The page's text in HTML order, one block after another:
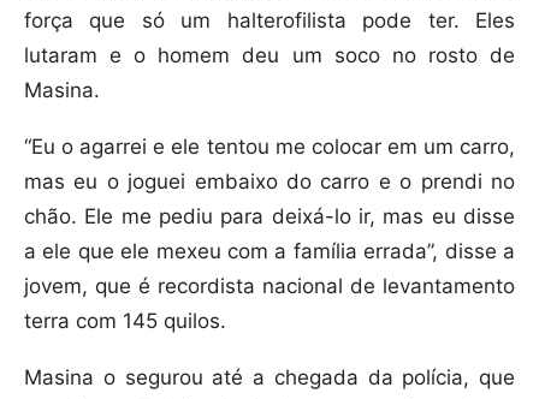
força que só um halterofilista pode ter. Eles
lutaram e o homem deu um soco no rosto de
Masina.
“Eu o agarrei e ele tentou me colocar em um carro,
mas eu o joguei embaixo do carro e o prendi no
chão. Ele me pediu para deixá-lo ir, mas eu disse
a ele que ele mexeu com a família errada”, disse a
jovem, que é recordista nacional de levantamento
terra com 145 quilos.
Masina o segurou até a chegada da polícia, que